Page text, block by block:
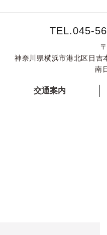
TEL.045-
神奈川県横浜市港北区日吉
南
交通案内